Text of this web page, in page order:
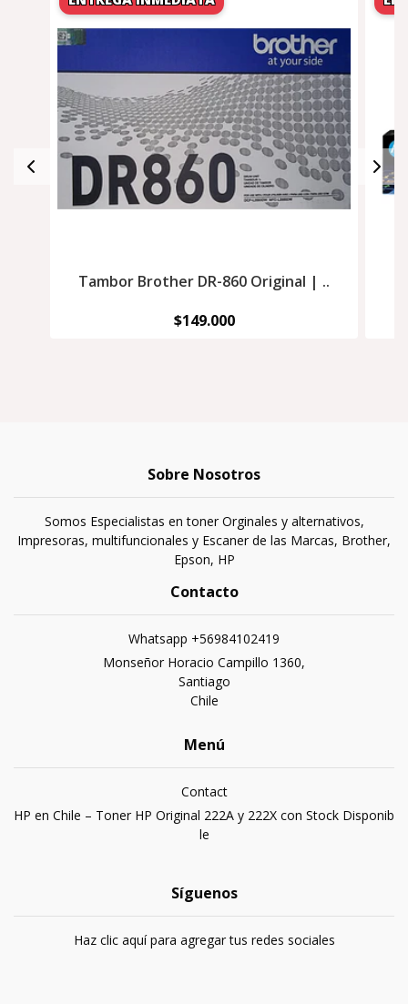
Tambor Brother DR-860 Original | ..
$149.000
Sobre Nosotros
Somos Especialistas en toner Orginales y alternativos,
Impresoras, multifuncionales y Escaner de las Marcas, Brother,
Epson, HP
Contacto
Whatsapp +56984102419
Monseñor Horacio Campillo 1360,
Santiago
Chile
Menú
Contact
HP en Chile – Toner HP Original 222A y 222X con Stock Disponib
le
Síguenos
Haz clic aquí para agregar tus redes sociales